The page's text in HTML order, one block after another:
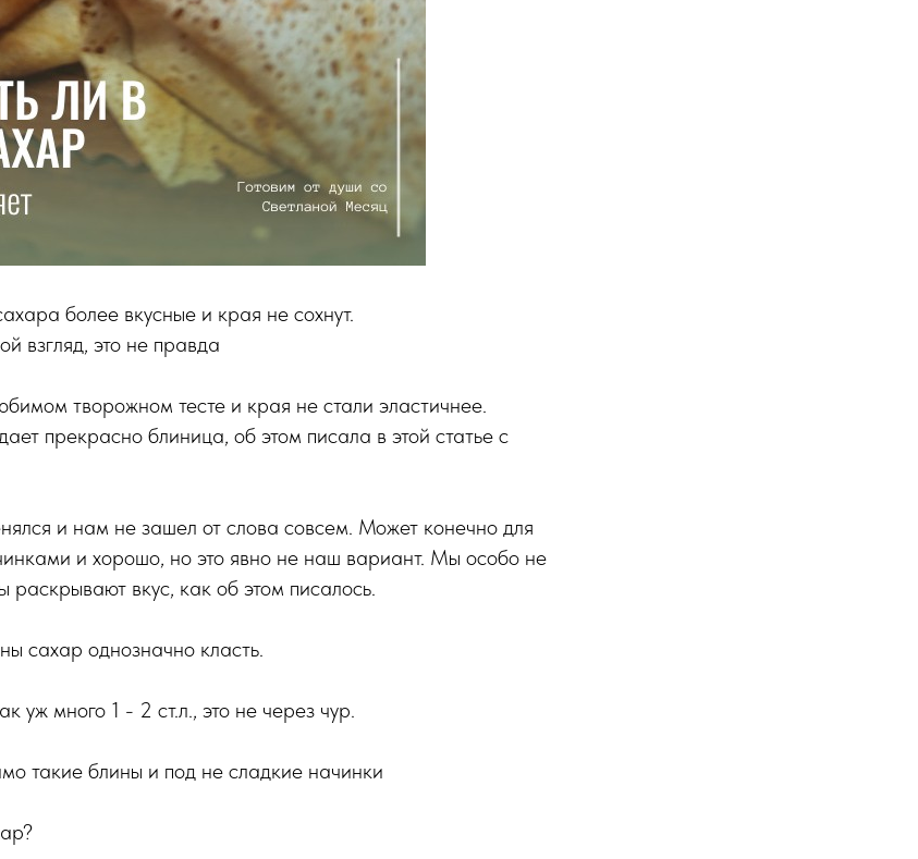
более вкусные и края не сохнут.
взгляд, это не правда
творожном тесте и края не стали эластичнее.
прекрасно блиница, об этом писала в этой статье с
и нам не зашел от слова совсем. Может конечно для
и хорошо, но это явно не наш вариант. Мы особо не
раскрывают вкус, как об этом писалось.
сахар однозначно класть.
уж много 1 - 2 ст.л., это не через чур.
такие блины и под не сладкие начинки